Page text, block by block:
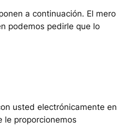
a continuación. El mero
podemos pedirle que lo
usted electrónicamente en
le proporcionemos